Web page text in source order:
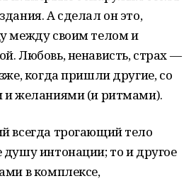
А сделал он это,
между своим телом и
Любовь, ненависть, страх —
когда пришли другие, со
и желаниями (и ритмами).
всегда трогающий тело
интонации; то и другое
в комплексе,